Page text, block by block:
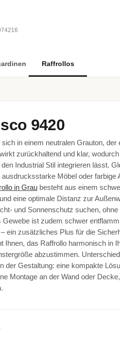
Raffrollos
9420
in einem neutralen Grauton, der
zurückhaltend und klar,
Industrial Stil integrieren lässt.
Möbel oder farbige
in Graubesteht aus einem
eine optimale Distanz zur
und Sonnenschutz suchen,
ist zudem schwer
ein zusätzliches Plus für die
Ihnen, das Raffrollo harmonisch in
abzustimmen.
der Gestaltung: eine kompakte
Montage an der Wand oder